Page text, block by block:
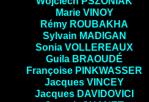
MarieVINOY
Rémy ROUBAKHA
Sylvain MADIGAN
Sonia VOLLEREAUX
Guila BRAOUDÉ
Françoise PINKWASSER
Jacques VINCEY
Jacques DAVIDOVICI